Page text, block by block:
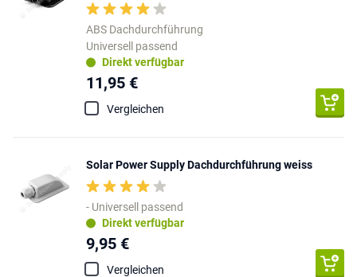
ABS Dachdurchführung
Universell passend
Direkt verfügbar
11,95 €
Vergleichen
Solar Power Supply Dachdurchführung weiss
- Universell passend
Direkt verfügbar
9,95 €
Vergleichen